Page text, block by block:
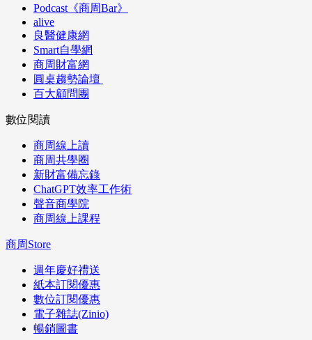
Podcast《商周Bar》
alive
良醫健康網
Smart自學網
商周財富網
圓桌趨勢論壇
百大顧問團
數位閱讀
商周線上讀
商周共學圈
新財富備忘錄
ChatGPT效率工作術
聲音商學院
商周線上課程
商周Store
週年慶好禮送
紙本訂閱優惠
數位訂閱優惠
電子雜誌(Zinio)
暢銷圖書